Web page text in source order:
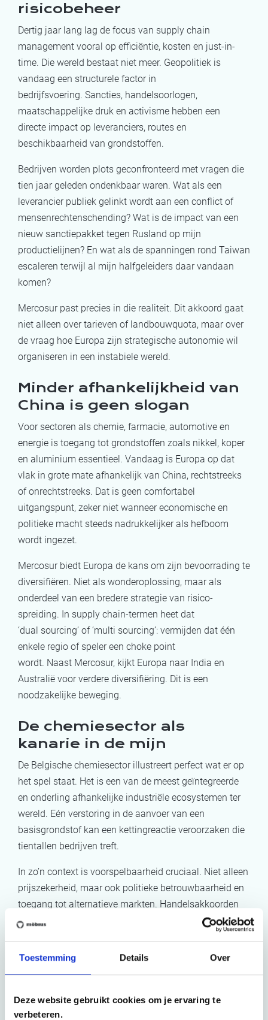
Toestemming Details Over
Deze website gebruikt cookies om je ervaring te
verbeteren.
risicobeheer
Dertig jaar lang lag de focus van supply chain
management vooral op efficiëntie, kosten en just-in-
time. Die wereld bestaat niet meer. Geopolitiek is
vandaag een structurele factor in
bedrijfsvoering. Sancties, handelsoorlogen,
maatschappelijke druk en activisme hebben een
directe impact op leveranciers, routes en
beschikbaarheid van grondstoffen.
Bedrijven worden plots geconfronteerd met vragen die
tien jaar geleden ondenkbaar waren. Wat als een
leverancier publiek gelinkt wordt aan een conflict of
mensenrechtenschending? Wat is de impact van een
nieuw sanctiepakket tegen Rusland op mijn
productielijnen? En wat als de spanningen rond Taiwan
escaleren terwijl al mijn halfgeleiders daar vandaan
komen?
Mercosur past precies in die realiteit. Dit akkoord gaat
niet alleen over tarieven of landbouwquota, maar over
de vraag hoe Europa zijn strategische autonomie wil
organiseren in een instabiele wereld.
Minder afhankelijkheid van
China is geen slogan
Voor sectoren als chemie, farmacie, automotive en
energie is toegang tot grondstoffen zoals nikkel, koper
en aluminium essentieel. Vandaag is Europa op dat
vlak in grote mate afhankelijk van China, rechtstreeks
of onrechtstreeks. Dat is geen comfortabel
uitgangspunt, zeker niet wanneer economische en
politieke macht steeds nadrukkelijker als hefboom
wordt ingezet.
Mercosur biedt Europa de kans om zijn bevoorrading te
diversifiëren. Niet als wonderoplossing, maar als
onderdeel van een bredere strategie van risico­
spreiding. In supply chain-termen heet dat
‘dual sourcing’ of ‘multi sourcing’: vermijden dat één
enkele regio of speler een choke point
wordt. Naast Mercosur, kijkt Europa naar India en
Australië voor verdere diversifiëring. Dit is een
noodzakelijke beweging.
De chemiesector als
kanarie in de mijn
De Belgische chemiesector illustreert perfect wat er op
het spel staat. Het is een van de meest geïntegreerde
en onderling afhankelijke industriële ecosystemen ter
wereld. Eén verstoring in de aanvoer van een
basisgrondstof kan een kettingreactie veroorzaken die
tientallen bedrijven treft.
In zo’n context is voorspelbaarheid cruciaal. Niet alleen
prijszekerheid, maar ook politieke betrouwbaarheid en
toegang tot alternatieve markten. Handelsakkoorden
zoals Mercosur creëren net dat kader waarbinnen
bedrijven kunnen plannen, investeren en risico’s beter
beheersen.
nood aan evenwicht